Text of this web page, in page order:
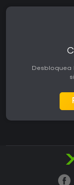
Desbloquea